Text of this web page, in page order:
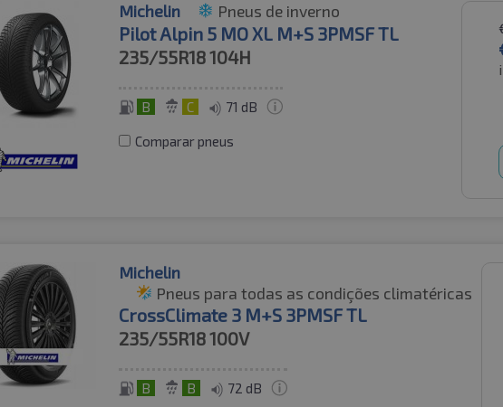
Michelin Pneus de inverno
Pilot Alpin 5 MO XL M+S 3PMSF TL
235/55R18104H
B C 71 dB
Comparar pneus
Michelin
Pneus para todas as condições climatéricas
CrossClimate 3 M+S 3PMSF TL
235/55R18100V
B B 72 dB